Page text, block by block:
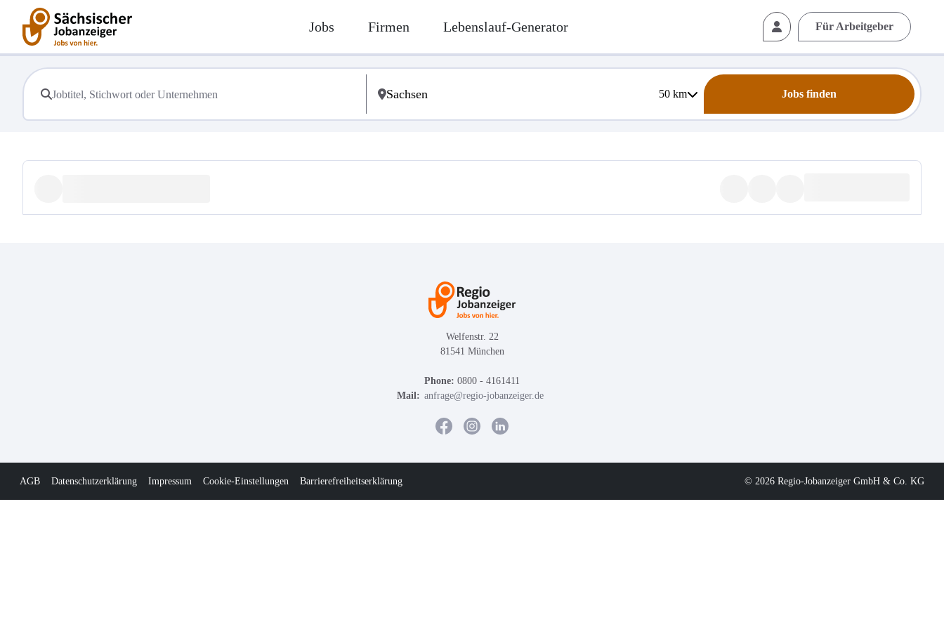
Jobs Firmen Lebenslauf-Generator Für Arbeitgeber
50km Jobs finden
Welfenstr. 22
81541 München
Phone: 0800 - 4161411
Mail: anfrage@regio-jobanzeiger.de
AGB Datenschutzerklärung Impressum Cookie-Einstellungen Barrierefreiheitserklärung © 2026 Regio-Jobanzeiger GmbH & Co. KG